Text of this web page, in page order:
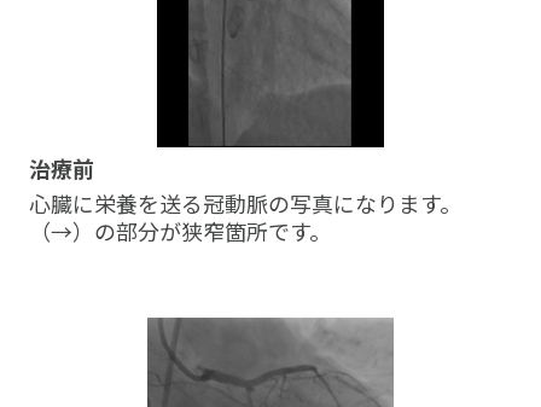
治療前
心臓に栄養を送る冠動脈の写真になります。
（→）の部分が狭窄箇所です。